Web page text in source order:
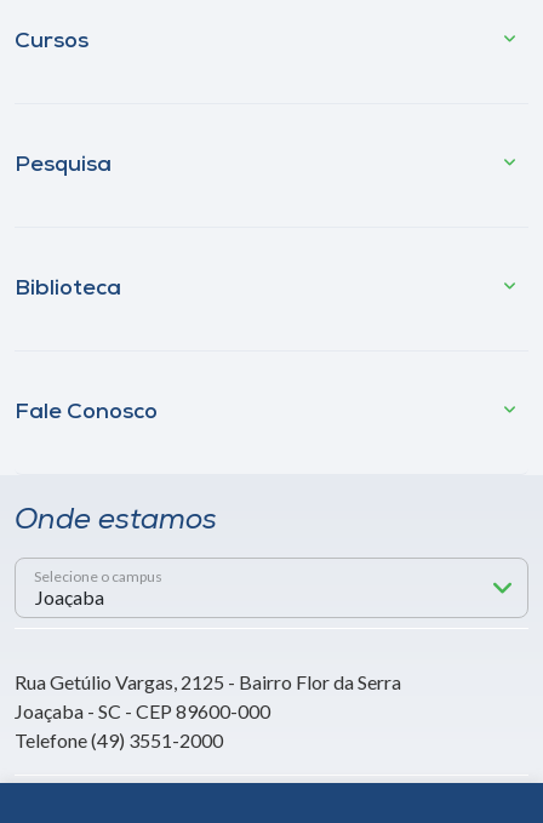
Cursos
Pesquisa
Biblioteca
Fale Conosco
Onde estamos
Selecione o campus
Rua Getúlio Vargas, 2125 - Bairro Flor da Serra
Joaçaba - SC - CEP 89600-000
Telefone (49) 3551-2000